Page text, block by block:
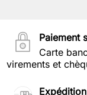
Paiement
Carte
virements et